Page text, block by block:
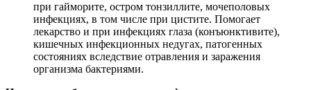
при гайморите, остром тонзиллите, мочеполовых
инфекциях, в том числе при цистите. Помогает
лекарство и при инфекциях глаза (конъюнктивите),
кишечных инфекционных недугах, патогенных
состояниях вследствие отравления и заражения
организма бактериями.